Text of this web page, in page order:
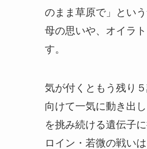
のまま草原で」とい
母の思いや、オイラ
す。
気が付くともう残り
向けて一気に動き出
を挑み続ける遺伝子
ロイン・若微の戦い